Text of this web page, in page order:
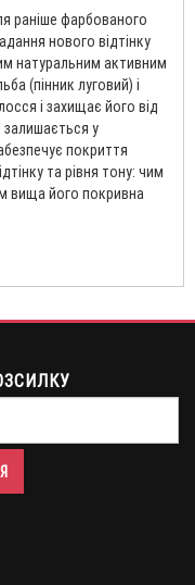
раніше фарбованого
нового відтінку
натуральним активним
(пінник луговий) і
і захищає його від
у
покриття
та рівня тону: чим
вища його покривна